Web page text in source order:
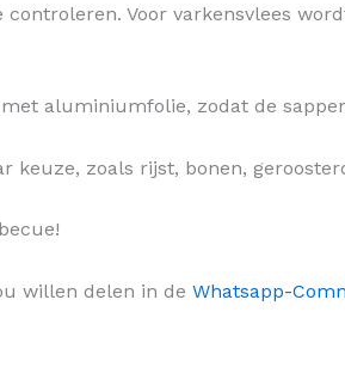
Voor varkensvlees
aluminiumfolie, zodat de
zoals rijst, bonen,
willen delen in de Whatsapp-